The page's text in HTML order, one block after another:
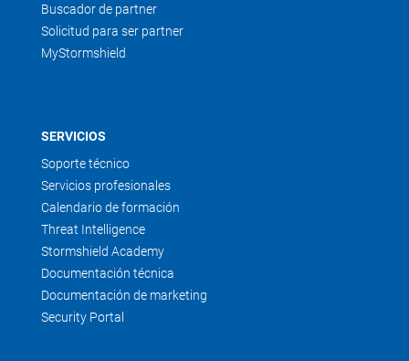
Buscador de partner
Solicitud para ser partner
MyStormshield
SERVICIOS
Soporte técnico
Servicios profesionales
Calendario de formación
Threat Intelligence
Stormshield Academy
Documentación técnica
Documentación de marketing
Security Portal